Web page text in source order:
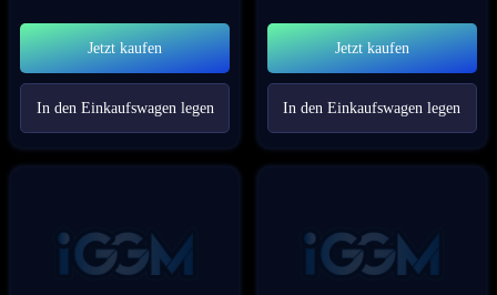
Jetzt kaufen
In den Einkaufswagen legen
Jetzt kaufen
In den Einkaufswagen legen